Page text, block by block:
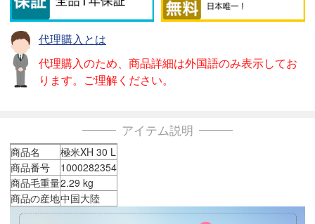
代理購入とは
代理購入のため、商品詳細は外国語のみ表示してお
ります。ご理解ください。
アイテム説明
商品名
極米XH 30 L
商品番号
1000282354
商品毛重量2.29 kg
商品の産地中国大陸